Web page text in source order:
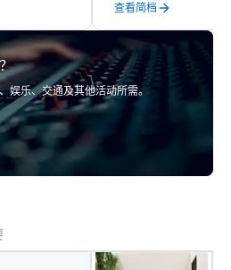
Some
TED,
&
Du
Event,
查看简档
娱乐、交通及其他活动所需。